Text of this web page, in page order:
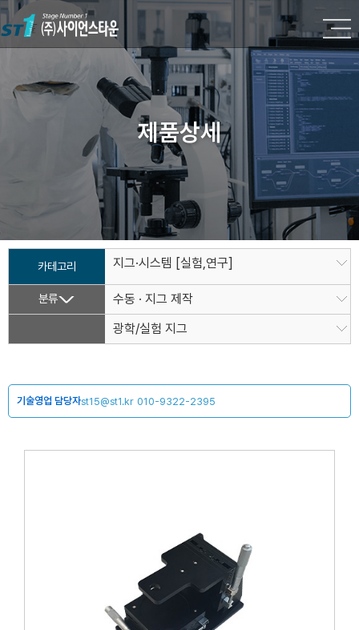
제품상세
카테고리 지그·시스템 [실험,연구]
분류
수동 · 지그 제작
광학/실험 지그
기술영업 담당자st15@st1.kr 010-9322-2395